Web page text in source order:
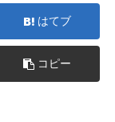
はてブ
コピー